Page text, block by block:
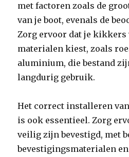
met factoren zoals de
van je boot, evenals de
Zorg ervoor dat je kikkers
materialen kiest, zoals
aluminium, die bestand
langdurig gebruik.
Het correct installeren
is ook essentieel. Zorg
veilig zijn bevestigd, met
bevestigingsmaterialen